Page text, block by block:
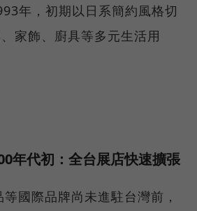
年，初期以日系簡約風格切
家飾、廚具等多元生活用
年代初：全台展店快速擴張
國際品牌尚未進駐台灣前，